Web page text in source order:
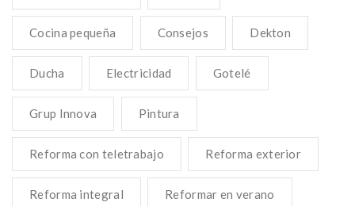
Cocina pequeña Consejos Dekton
Ducha Electricidad Gotelé
Grup Innova Pintura
Reforma con teletrabajo Reforma exterior
Reforma integral Reformar en verano